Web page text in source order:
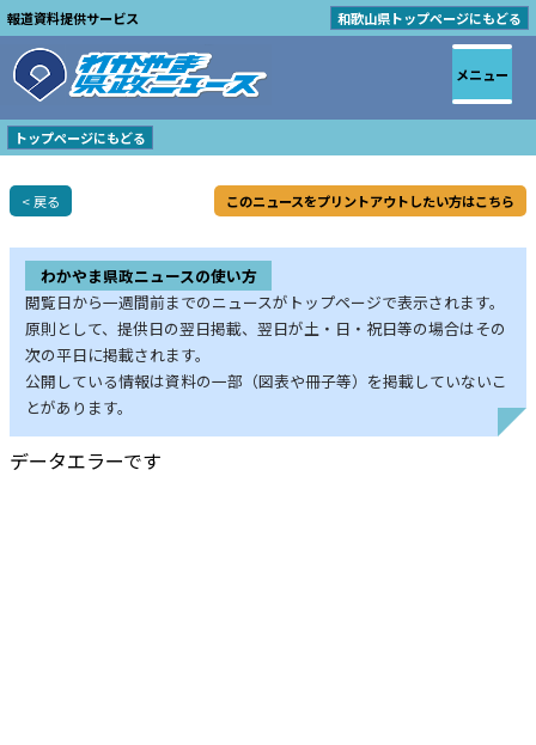
報道資料提供サービス 和歌山県トップページにもどる
トップページにもどる
< 戻る このニュースをプリントアウトしたい方はこちら
わかやま県政ニュースの使い方
閲覧日から一週間前までのニュースがトップページで表示されます。
原則として、提供日の翌日掲載、翌日が土・日・祝日等の場合はその
次の平日に掲載されます。
公開している情報は資料の一部（図表や冊子等）を掲載していないこ
とがあります。
データエラーです
メニュー